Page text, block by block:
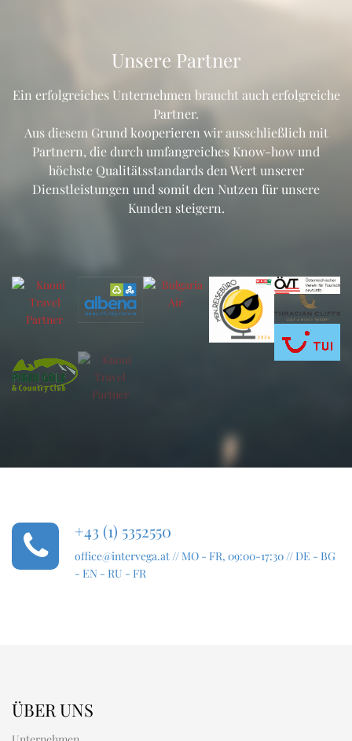
Unsere Partner
Ein erfolgreiches Unternehmen braucht auch erfolgreiche
Partner.
Aus diesem Grund kooperieren wir ausschließlich mit
Partnern, die durch umfangreiches Know-how und
höchste Qualitätsstandards den Wert unserer
Dienstleistungen und somit den Nutzen für unsere
Kunden steigern.
+43 (1) 5352550
office@intervega.at// MO - FR, 09:00-17:30 // DE - BG
- EN - RU - FR
ÜBER UNS